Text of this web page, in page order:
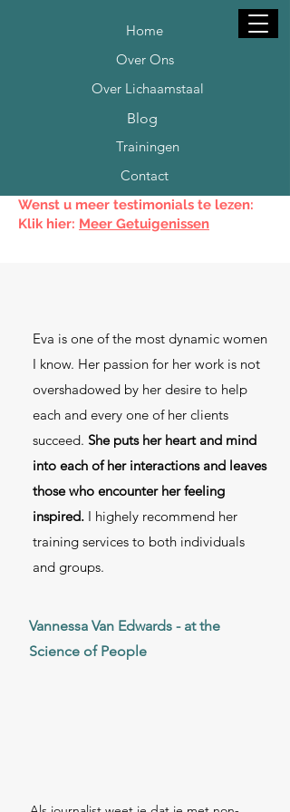
Home
Over Ons
Over Lichaamstaal
Blog
Trainingen
Contact
Wenst u meer testimonials te lezen:
Klik hier: Meer Getuigenissen
Eva is one of the most dynamic women
I know. Her passion for her work is not
overshadowed by her desire to help
each and every one of her clients
succeed. She puts her heart and mind
into each of her interactions and leaves
those who encounter her feeling
inspired. I highely recommend her
training services to both individuals
and groups.
Vannessa Van Edwards - at the
Science of People